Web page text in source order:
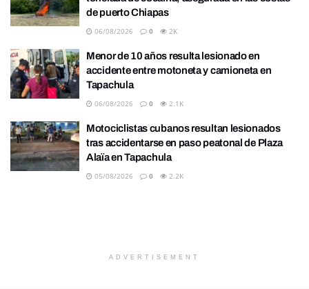
de puerto Chiapas
06/08/2026 0 2K
Menor de 10 años resulta lesionado en
accidente entre motoneta y camioneta en
Tapachula
06/08/2026 0 2.1K
Motociclistas cubanos resultan lesionados
tras accidentarse en paso peatonal de Plaza
Alaïa en Tapachula
05/08/2026 0 2.2K
ADVERTISEMENT